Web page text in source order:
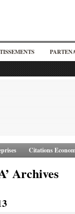
Citations
Archives